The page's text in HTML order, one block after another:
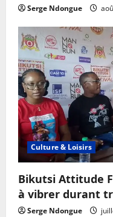
Serge Ndongue
Culture & Loisirs
Bikutsi Attitude
à vibrer durant
Serge Ndongue